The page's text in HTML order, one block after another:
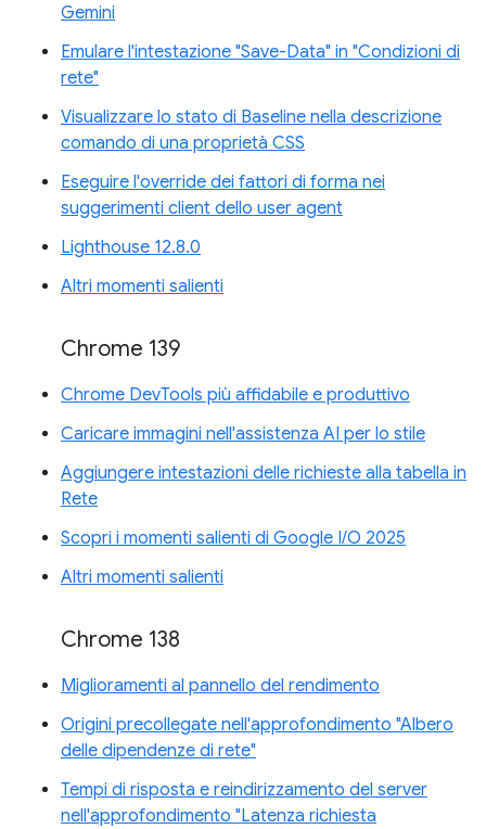
Gemini
Emulare l'intestazione "Save-Data" in "Condizioni di
rete"
Visualizzare lo stato di Baseline nella descrizione
comando di una proprietà CSS
Eseguire l'override dei fattori di forma nei
suggerimenti client dello user agent
Lighthouse 12.8.0
Altri momenti salienti
Chrome 139
Chrome DevTools più affidabile e produttivo
Caricare immagini nell'assistenza AI per lo stile
Aggiungere intestazioni delle richieste alla tabella in
Rete
Scopri i momenti salienti di Google I/O 2025
Altri momenti salienti
Chrome 138
Miglioramenti al pannello del rendimento
Origini precollegate nell'approfondimento "Albero
delle dipendenze di rete"
Tempi di risposta e reindirizzamento del server
nell'approfondimento "Latenza richiesta